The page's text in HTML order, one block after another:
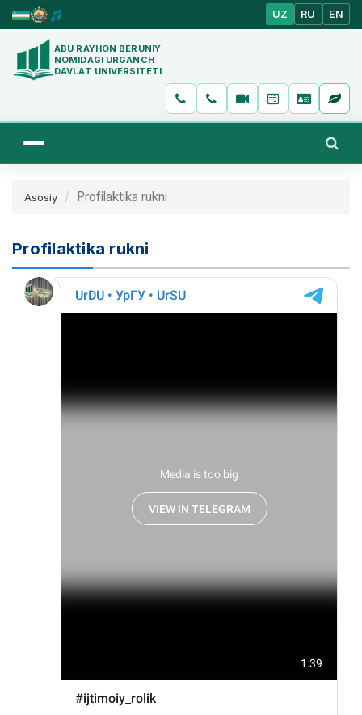
UZ RU EN
ABU RAYHON BERUNIY
NOMIDAGI URGANCH
DAVLAT UNIVERSITETI
Asosiy Profilaktika rukni
Profilaktika rukni